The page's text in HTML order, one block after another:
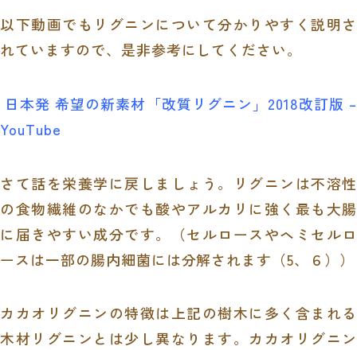
以下動画でもリグニンについて分かりやすく説明さ
れていますので、是非参考にしてください。
日本発 希望の新素材「改質リグニン」2018改訂版 –
YouTube
さて話を栄養学に戻しましょう。リグニンは不溶性
の食物繊維のなかでも酸やアルカリに強く最も大腸
に届きやすい成分です。（セルロースやヘミセルロ
ースは一部の腸内細菌には分解されます（5、６））
カカオリグニンの特徴は上記の樹木に多く含まれる
木材リグニンとは少し異なります。カカオリグニン